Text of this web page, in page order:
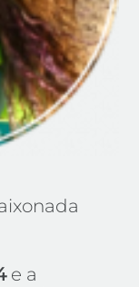
e a